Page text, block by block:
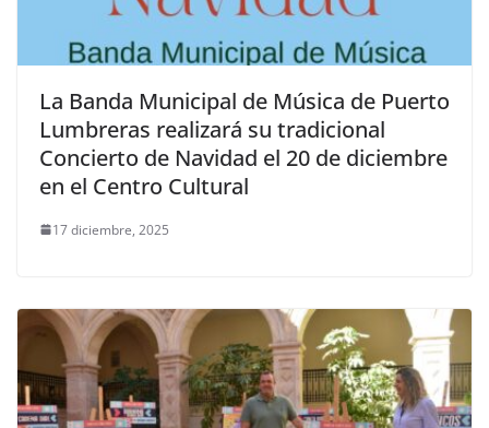
La Banda Municipal de Música de Puerto
Lumbreras realizará su tradicional
Concierto de Navidad el 20 de diciembre
en el Centro Cultural
17 diciembre, 2025